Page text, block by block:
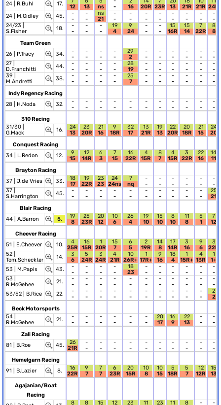
24 | R.Buhl 17.
12
13
ns
-
16
20R 23R
13
21R
21R 24R
24 | M.Gidley 45.
-
-
-
-
ns
21
-
-
-
-
-
-
-
-
-
-
-
-
-
-
-
-
24/23 |
S.Fisher
18.
-
-
-
-
-
-
19
4
9
24
-
-
-
-
15
16R
15
14
7
22R
8
8
Team Green
26 | P.Tracy 34.
-
-
-
-
-
-
-
-
29
2
-
-
-
-
-
-
-
-
-
-
-
-
27 |
D.Franchitti
44.
-
-
-
-
-
-
-
-
28
19
-
-
-
-
-
-
-
-
-
-
-
-
39 |
M.Andretti
38.
-
-
-
-
-
-
-
-
25
7
-
-
-
-
-
-
-
-
-
-
-
-
Indy Regency Racing
28 | H.Noda 32.
-
-
-
-
-
-
-
-
-
-
-
-
-
-
-
-
-
-
-
-
-
-
310 Racing
31/30 |
G.Mack
16.
24
13
23
20R
21
16
9
18R
32
17
13
21R
19
13
22
20R
20
18R
21
15
24
20
Conquest Racing
34 | L.Redon 12.
9
15
12
14R
6
3
7
15
16
22R
4
15R
8
7
4
15R
3
22R
22
16
14
11
Brayton Racing
37 | J.de Vries 33.
18
17
19
22R
23
23
24
24ns
?
nq
-
-
-
-
-
-
-
-
-
-
-
-
37 |
S.Harrington
45.
-
-
-
-
-
-
-
-
-
-
-
-
-
-
-
-
-
-
-
-
25
21
Blair Racing
44 | A.Barron 5.
19
8
25
23R
20
12
10
6
26
4
19
10
15
10
8
10
11
8
5
1
7
12
Cheever Racing
51 | E.Cheever 10.
4
25R
16
15R
1
20R
15
7
6
5
2
19R
14
8
17
14R
3
16
9
6
3
22R
52 |
Tom.Scheckter
14.
3
6
5
24R
3
24R
4
21R
10
26R+
1
17R+
9
16
18
4
1
15R+
4
13R
1
1+
53 | M.Papis 43.
-
-
-
-
-
-
-
-
18
23
-
-
-
-
-
-
-
-
-
-
-
-
53 |
R.McGehee
21.
-
-
-
-
-
-
-
-
-
-
-
-
-
-
-
-
-
-
-
-
-
-
53/52 | B.Rice 22.
-
-
-
-
-
-
-
-
-
-
-
-
-
-
-
-
-
-
-
-
2
2
Beck Motorsports
54 |
R.McGehee
21.
-
-
-
-
-
-
-
-
-
-
-
-
20
17
16
9
22
13
-
-
-
-
Zali Racing
81 | B.Roe 45.
26
21R
-
-
-
-
-
-
-
-
-
-
-
-
-
-
-
-
-
-
-
-
Hemelgarn Racing
91 | B.Lazier 8.
16
22R
9
7
7
7
6
23R
20
15R
10
8
10
15
5
18R
5
7
12
12R
15
13
Agajanian/Boat
Racing
8
8
15
12
23
11
23
11
8
-
-